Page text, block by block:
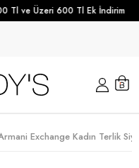
Tl ve Üzeri 600 Tl Ek İndirim
Exchange Kadın Terlik